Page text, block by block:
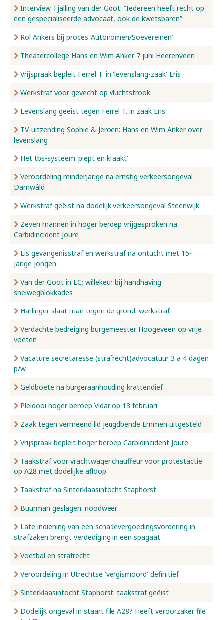
Interview Tjalling van der Goot: “Iedereen heeft recht op
een gespecialiseerde advocaat, ook de kwetsbaren”
Rol Ankers bij proces ‘Autonomen/Soevereinen’
Theatercollege Hans en Wim Anker 7 juni Heerenveen
Vrijspraak bepleit Ferrel T. in 'levenslang-zaak' Eris
Werkstraf voor gevecht op vluchtstrook
Levenslang geëist tegen Ferrel T. in zaak Eris
TV-uitzending Sophie & Jeroen: Hans en Wim Anker over
levenslang
Het tbs-systeem ‘piept en kraakt’
Veroordeling minderjarige na ernstig verkeersongeval
Damwâld
Werkstraf geëist na dodelijk verkeersongeval Steenwijk
Zeven mannen in hoger beroep vrijgesproken na
Carbidincident Joure
Eis gevangenisstraf en werkstraf na ontucht met 15-
jarige jongen
Van der Goot in LC: willekeur bij handhaving
snelwegblokkades
Harlinger slaat man tegen de grond: werkstraf
Verdachte bedreiging burgemeester Hoogeveen op vrije
voeten
Vacature secretaresse (strafrecht)advocatuur 3 a 4 dagen
p/w
Geldboete na burgeraanhouding krattendief
Pleidooi hoger beroep Vidar op 13 februari
Zaak tegen vermeend lid jeugdbende Emmen uitgesteld
Vrijspraak bepleit hoger beroep Carbidincident Joure
Taakstraf voor vrachtwagenchauffeur voor protestactie
op A28 met dodelijke afloop
Taakstraf na Sinterklaasintocht Staphorst
Buurman geslagen: noodweer
Late indiening van een schadevergoedingsvordering in
strafzaken brengt verdediging in een spagaat
Voetbal en strafrecht
Veroordeling in Utrechtse 'vergismoord' definitief
Sinterklaasintocht Staphorst: taakstraf geëist
Dodelijk ongeval in staart file A28? Heeft veroorzaker file